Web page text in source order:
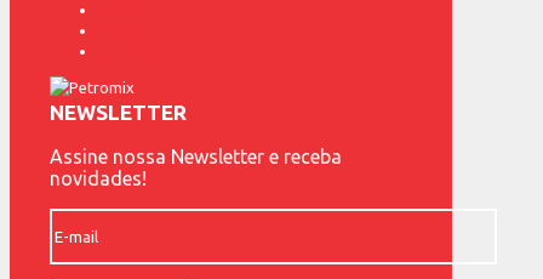
NEWSLETTER
Assine nossa Newsletter e receba
novidades!